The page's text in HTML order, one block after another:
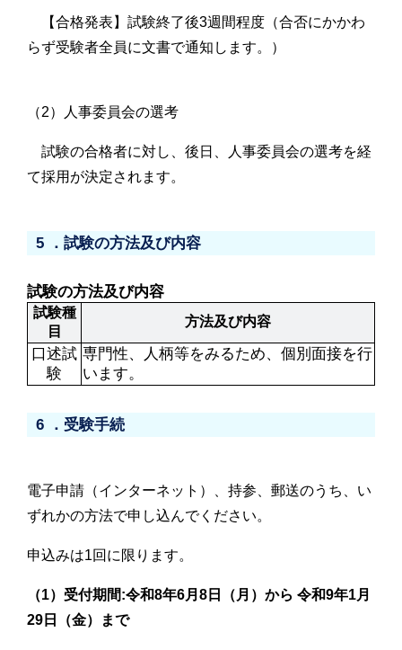
【合格発表】試験終了後3週間程度（合否にかかわ
らず受験者全員に文書で通知します。）
（2）人事委員会の選考
試験の合格者に対し、後日、人事委員会の選考を経
て採用が決定されます。
5 ．試験の方法及び内容
試験の方法及び内容
試験種
目
方法及び内容
口述試
験
専門性、人柄等をみるため、個別面接を行
います。
6 ．受験手続
電子申請（インターネット）、持参、郵送のうち、い
ずれかの方法で申し込んでください。
申込みは1回に限ります。
（1）受付期間:令和8年6月8日（月）から 令和9年1月
29日（金）まで